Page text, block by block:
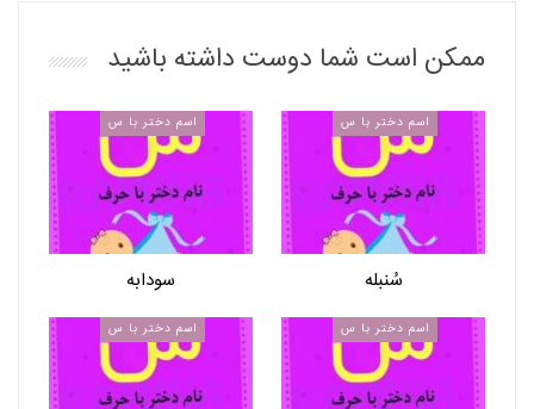
ممکن است شما دوست داشته باشید
اسم دختر با س
سُنبله
اسم دختر با س
سودابه
اسم دختر با س اسم دختر با س